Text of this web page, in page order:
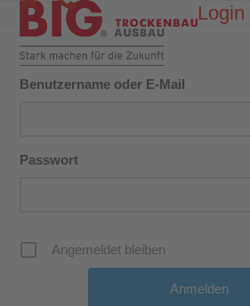
content
Open
mobile
menu
Close
mobile
menu
Login
Benutzername oder E-Mail
Passwort
Angemeldet bleiben